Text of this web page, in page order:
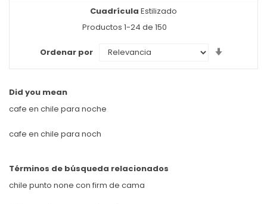
Ver
como
Cuadrícula Estilizado
Productos 1-24 de 150
Ordenar por
Did you mean
cafe en chile para noche
cafe en chile para noch
Términos de búsqueda relacionados
chile punto none con firm de cama